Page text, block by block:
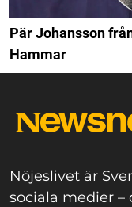
Pär Johansson
Hammar
Nöjeslivet är
sociala medier –